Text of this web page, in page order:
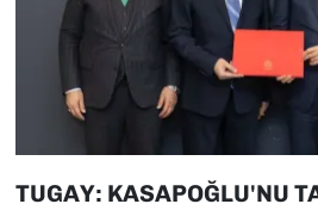
TUGAY: KASAPOĞLU'NU